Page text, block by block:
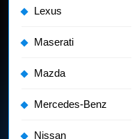
Lexus
Maserati
Mazda
Mercedes-Benz
Nissan